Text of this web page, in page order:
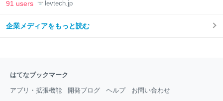
91 users levtech.jp
企業メディアをもっと読む
はてなブックマーク
アプリ・拡張機能 開発ブログ ヘルプ お問い合わせ